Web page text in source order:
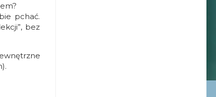
pchać.
bez